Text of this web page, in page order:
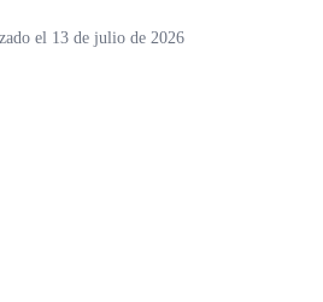
el 13 de julio de 2026